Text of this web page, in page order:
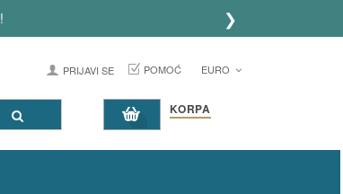
❯
PRIJAVI SE POMOĆ EURO
KORPA